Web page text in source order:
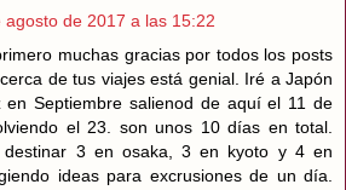
agosto de 2017 a las 15:22
muchas gracias por todos los posts
de tus viajes está genial. Iré a Japón
en Septiembre salienod de aquí el 11 de
el 23. son unos 10 días en total.
destinar 3 en osaka, 3 en kyoto y 4 en
ideas para excrusiones de un día.